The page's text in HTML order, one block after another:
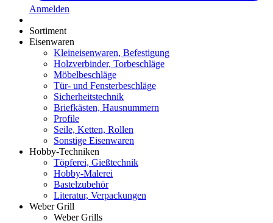
Anmelden
Sortiment
Eisenwaren
Kleineisenwaren, Befestigung
Holzverbinder, Torbeschläge
Möbelbeschläge
Tür- und Fensterbeschläge
Sicherheitstechnik
Briefkästen, Hausnummern
Profile
Seile, Ketten, Rollen
Sonstige Eisenwaren
Hobby-Techniken
Töpferei, Gießtechnik
Hobby-Malerei
Bastelzubehör
Literatur, Verpackungen
Weber Grill
Weber Grills